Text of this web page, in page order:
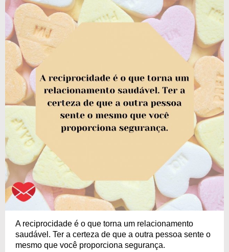
A reciprocidade é o que torna um relacionamento
saudável. Ter a certeza de que a outra pessoa sente o
mesmo que você proporciona segurança.